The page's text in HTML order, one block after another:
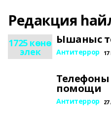
Редакция
1725 көнө
элек
Ышаныс
Антитеррор
Телефоны
помощи
Антитеррор